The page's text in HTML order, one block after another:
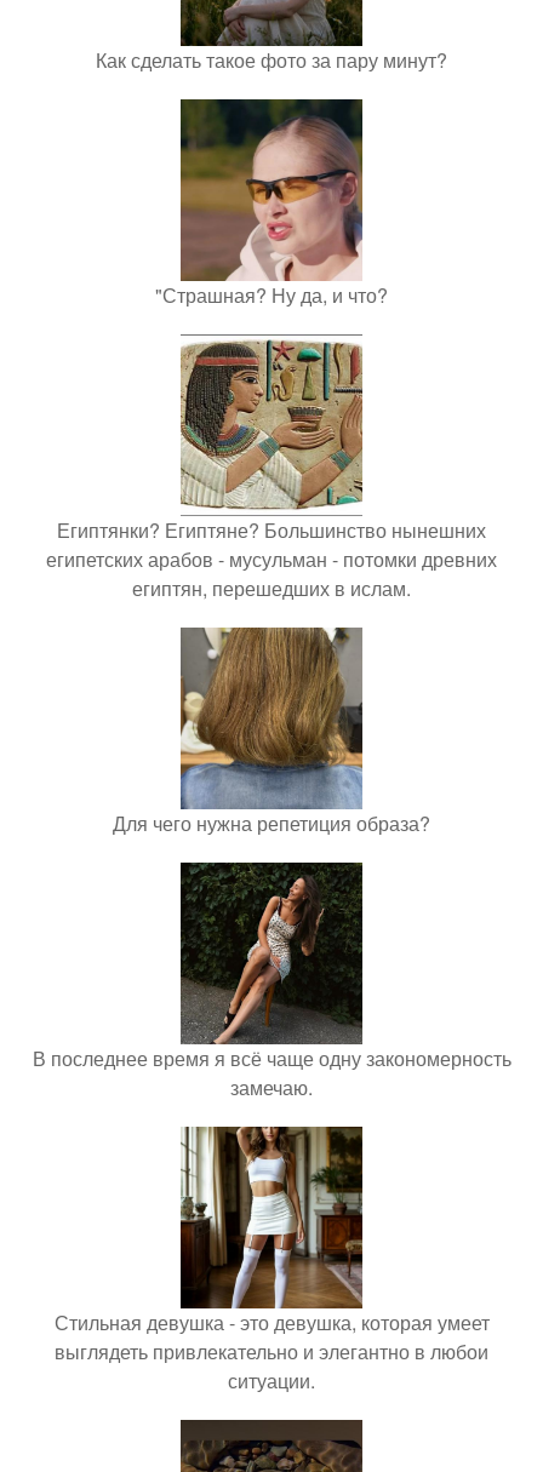
Как сделать такое фото за пару минут?
"Страшная? Ну да, и что?
Египтянки? Египтяне? Большинство нынешних
египетских арабов - мусульман - потомки древних
египтян, перешедших в ислам.
Для чего нужна репетиция образа?
В последнее время я всё чаще одну закономерность
замечаю.
Стильная девушка - это девушка, которая умеет
выглядеть привлекательно и элегантно в любои
ситуации.